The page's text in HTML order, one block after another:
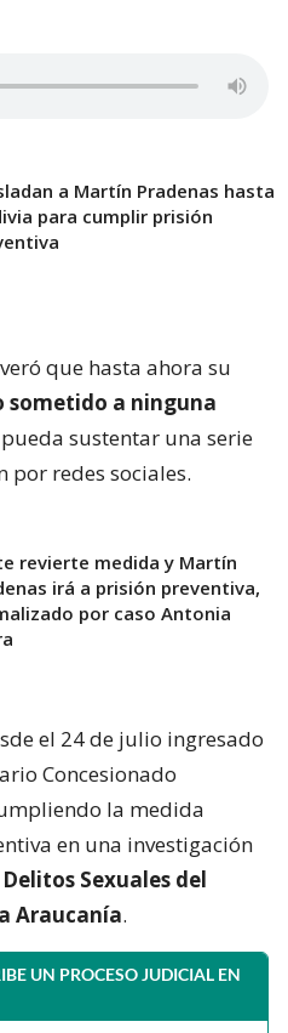
a Martín Pradenas hasta
para cumplir prisión
que hasta ahora su
sometido a ninguna
sustentar una serie
por redes sociales.
revierte medida y Martín
irá a prisión preventiva,
por caso Antonia
el 24 de julio ingresado
Concesionado
la medida
en una investigación
Sexuales del
Araucanía.
UN PROCESO JUDICIAL EN